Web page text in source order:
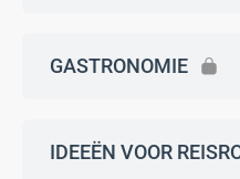
GASTRONOMIE
IDEEËN VOOR